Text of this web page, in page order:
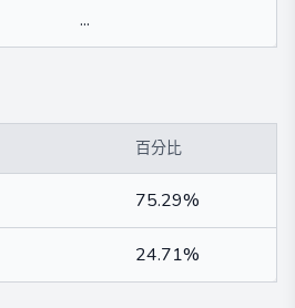
...
百分比
75.29%
24.71%